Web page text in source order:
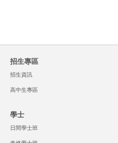
招生專區
招生資訊
高中生專區
學士
日間學士班